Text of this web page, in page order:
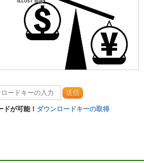
送信
ドが可能！ ダウンロードキーの取得